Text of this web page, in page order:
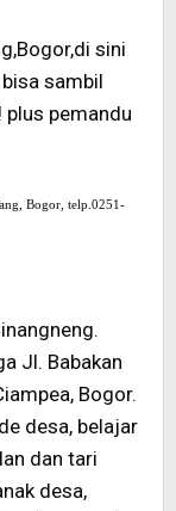
sini
sambil
plus pemandu
Bogor, telp.0251-
Jl. Babakan
Bogor.
desa, belajar
dan tari
desa,